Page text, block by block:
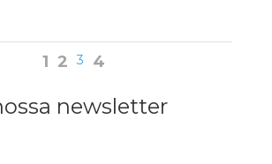
1 2 3 4
newsletter